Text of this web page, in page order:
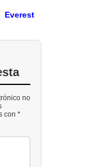
Everest
no
con *